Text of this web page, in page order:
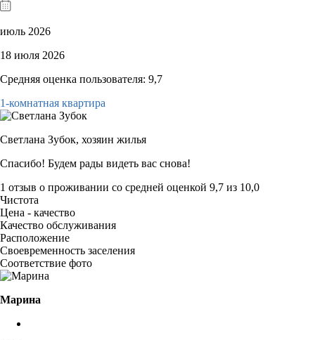
июль 2026
18 июля 2026
Средняя оценка пользователя: 9,7
1-комнатная квартира
Светлана Зубок, хозяин жилья
Спасибо! Будем рады видеть вас снова!
1 отзыв о проживании со средней оценкой 9,7 из 10,0
Чистота
Цена - качество
Качество обслуживания
Расположение
Своевременность заселения
Соответствие фото
Марина